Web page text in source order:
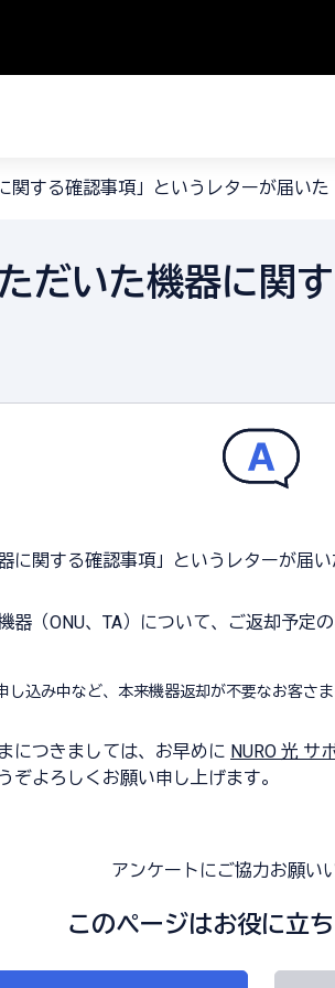
関する確認事項」というレターが届いた
ただいた機器に関
に関する確認事項」というレターが届
器（ONU、TA）について、ご返却予定
込み中など、本来機器返却が不要なお客さま
につきましては、お早めに NURO 光 サ
よろしくお願い申し上げます。
アンケートにご協力お願い
このページはお役に立